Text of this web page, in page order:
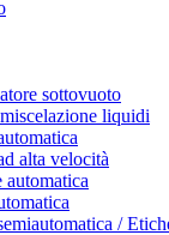
sottovuoto
liquidi
alta velocità
automatica
/